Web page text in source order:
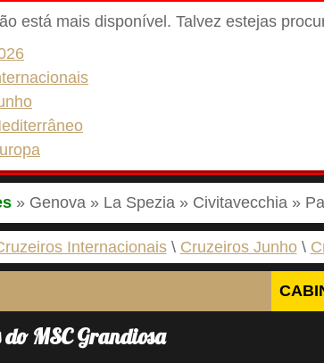
está mais disponível. Talvez estejas
» Genova » La Spezia » Civitavecchia »
Internacionais Cruzeiros Junho
do MSC Grandiosa